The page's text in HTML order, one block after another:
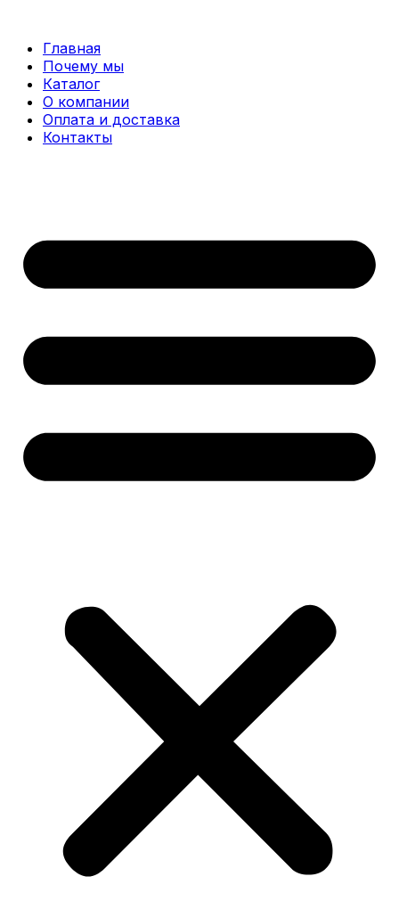
содержимому
Главная
Почему мы
Каталог
О компании
Оплата и доставка
Контакты